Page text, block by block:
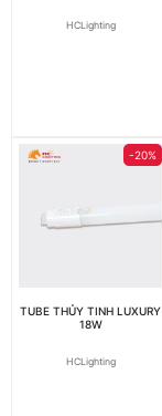
HCLighting
-20%
TUBE THỦY TINH LUXURY
18W
HCLighting